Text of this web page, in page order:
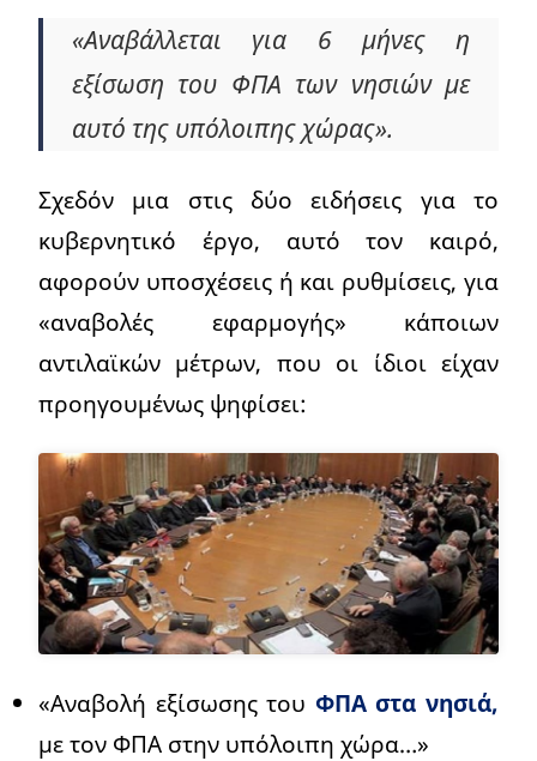
«Αναβάλλεται για 6 μήνες η
εξίσωση του ΦΠΑ των νησιών με
αυτό της υπόλοιπης χώρας».
Σχεδόν μια στις δύο ειδήσεις για το
κυβερνητικό έργο, αυτό τον καιρό,
αφορούν υποσχέσεις ή και ρυθμίσεις, για
«αναβολές εφαρμογής» κάποιων
αντιλαϊκών μέτρων, που οι ίδιοι είχαν
προηγουμένως ψηφίσει:
«Αναβολή εξίσωσης του ΦΠΑ στα νησιά,
με τον ΦΠΑ στην υπόλοιπη χώρα…»